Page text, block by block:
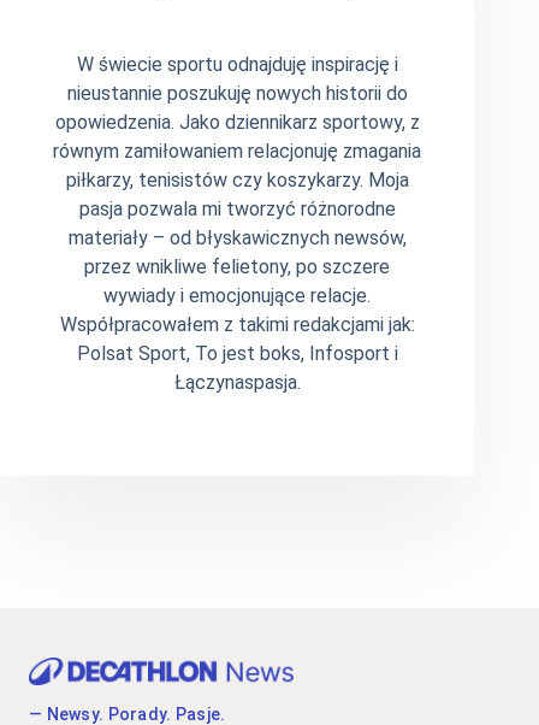
W świecie sportu odnajduję inspirację i
nieustannie poszukuję nowych historii do
opowiedzenia. Jako dziennikarz sportowy, z
równym zamiłowaniem relacjonuję zmagania
piłkarzy, tenisistów czy koszykarzy. Moja
pasja pozwala mi tworzyć różnorodne
materiały – od błyskawicznych newsów,
przez wnikliwe felietony, po szczere
wywiady i emocjonujące relacje.
Współpracowałem z takimi redakcjami jak:
Polsat Sport, To jest boks, Infosport i
Łączynaspasja.
— Newsy. Porady. Pasje.